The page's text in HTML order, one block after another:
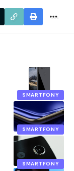
SMARTFONY
SMARTFONY
SMARTFONY